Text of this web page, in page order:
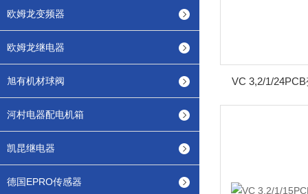
欧姆龙变频器
欧姆龙继电器
旭有机材球阀
河村电器配电机箱
凯昆继电器
德国EPRO传感器
VC 3,2/1/